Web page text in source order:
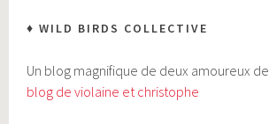
♦ WILD BIRDS COLLECTIVE
Un blog magnifique de deux amoureux
blog de violaine et christophe